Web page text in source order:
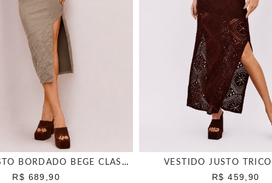
VESTIDO JUSTO BORDADO BEGE CLASSICO
R$ 689,90
VESTIDO JUSTO
R$ 459,90